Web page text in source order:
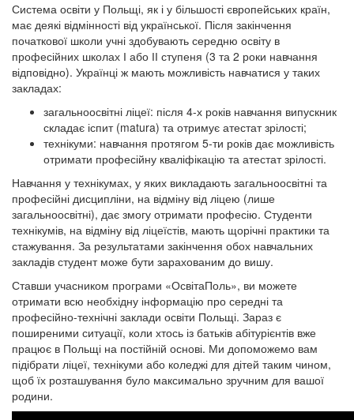
Система освіти у Польщі, як і у більшості європейських країн,
має деякі відмінності від української. Після закінчення
початкової школи учні здобувають середню освіту в
професійних школах І або ІІ ступеня (3 та 2 роки навчання
відповідно). Українці ж мають можливість навчатися у таких
закладах:
загальноосвітні ліцеї: після 4-х років навчання випускник
складає іспит (matura) та отримує атестат зрілості;
технікуми: навчання протягом 5-ти років дає можливість
отримати професійну кваліфікацію та атестат зрілості.
Навчання у технікумах, у яких викладають загальноосвітні та
професійні дисципліни, на відміну від ліцею (лише
загальноосвітні), дає змогу отримати професію. Студенти
технікумів, на відміну від ліцеїстів, мають щорічні практики та
стажування. За результатами закінчення обох навчальних
закладів студент може бути зарахованим до вишу.
Ставши учасником програми «ОсвітаПоль», ви можете
отримати всю необхідну інформацію про середні та
професійно-технічні заклади освіти Польщі. Зараз є
поширеними ситуації, коли хтось із батьків абітурієнтів вже
працює в Польщі на постійній основі. Ми допоможемо вам
підібрати ліцеї, технікуми або коледжі для дітей таким чином,
щоб їх розташування було максимально зручним для вашої
родини.